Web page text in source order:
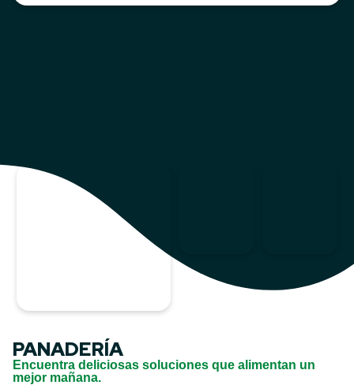
PANADERÍA
Encuentra deliciosas soluciones que alimentan un
mejor mañana.